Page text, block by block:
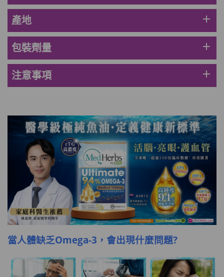
此商品最多可加購1件
HKD$145
(到期日2027年2月)
HKD$85
產地 add
包裝劑量 add
注意事項 add
當人體缺乏Omega-3，會出現什麼問題?